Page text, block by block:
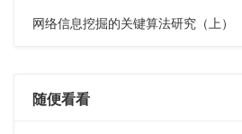
网络信息挖掘的关键算法研究（上）
随便看看